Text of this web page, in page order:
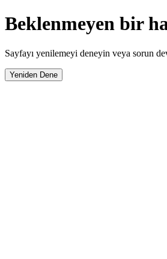
Beklenmeyen bir
Sayfayı yenilemeyi deneyin veya sorun
Yeniden Dene